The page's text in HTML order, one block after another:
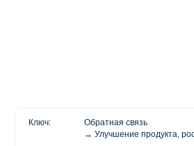
Ключ:
Обратная связь
→ Улучшение продукта,